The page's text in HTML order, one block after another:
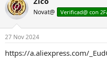
Novat@ Verificad@ con
27 Nov 2024
https://a.aliexpress.com/